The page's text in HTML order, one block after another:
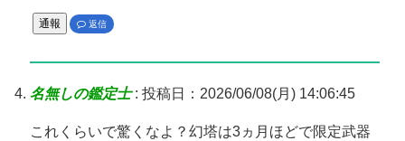
通報 返信
名無しの鑑定士: 投稿日：2026/06/08(月) 14:06:45
これくらいで驚くなよ？幻塔は3ヵ月ほどで限定武器